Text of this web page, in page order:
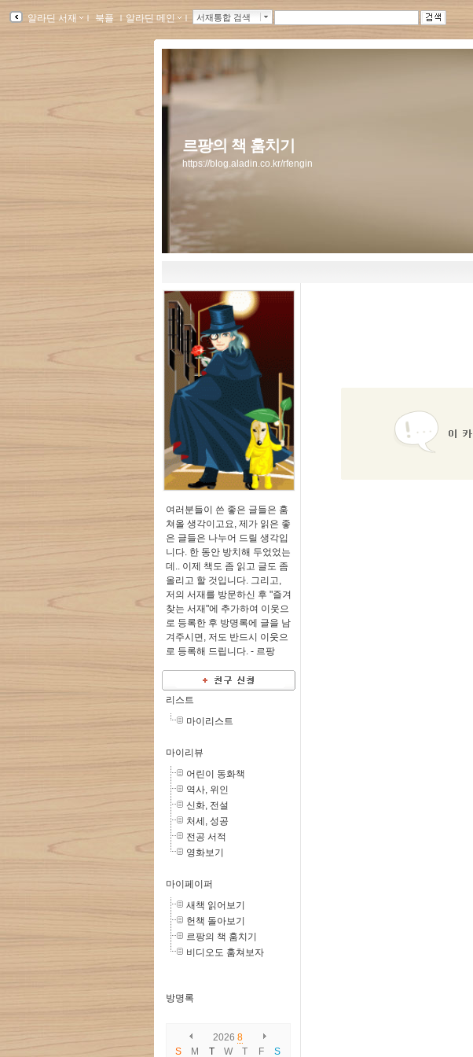
알라딘 서재 ｌ 북플 ｌ 알라딘 메인 ｌ 서재통합 검색
르팡의 책 훔치기
https://blog.aladin.co.kr/rfengin
여러분들이 쓴 좋은 글들은 훔
쳐올 생각이고요, 제가 읽은 좋
은 글들은 나누어 드릴 생각입
니다. 한 동안 방치해 두었었는
데.. 이제 책도 좀 읽고 글도 좀
올리고 할 것입니다. 그리고,
저의 서재를 방문하신 후 "즐겨
찾는 서재"에 추가하여 이웃으
로 등록한 후 방명록에 글을 남
겨주시면, 저도 반드시 이웃으
로 등록해 드립니다. - 르팡
리스트
마이리스트
마이리뷰
어린이 동화책
역사, 위인
신화, 전설
처세, 성공
전공 서적
영화보기
마이페이퍼
새책 읽어보기
헌책 돌아보기
르팡의 책 훔치기
비디오도 훔쳐보자
방명록
2026 8
S
M T W T F S